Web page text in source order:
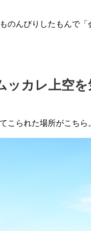
のんびりしたもんで
ッカレ上空を
こられた場所がこちら